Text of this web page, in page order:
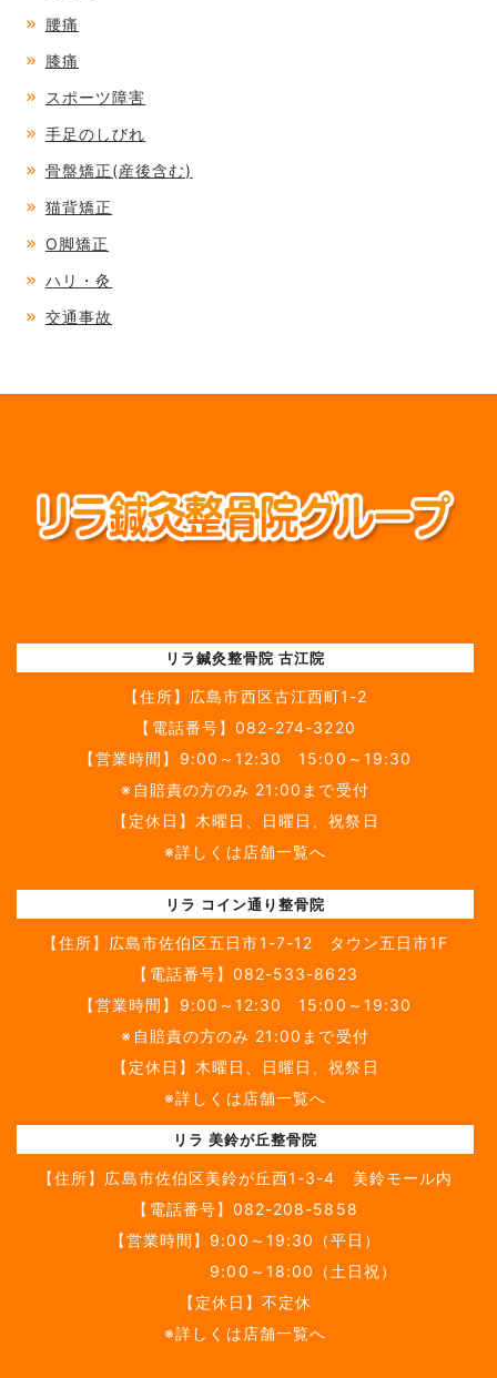
腰痛
膝痛
スポーツ障害
手足のしびれ
骨盤矯正(産後含む)
猫背矯正
O脚矯正
ハリ・灸
交通事故
リラ鍼灸整骨院 古江院
【住所】 広島市西区古江西町1-2
【電話番号】 082-274-3220
【営業時間】9:00～12:30 15:00～19:30
※自賠責の方のみ 21:00まで受付
【定休日】木曜日、日曜日、祝祭日
※詳しくは店舗一覧へ
リラ コイン通り整骨院
【住所】 広島市佐伯区五日市1-7-12 タウン五日市1F
【電話番号】 082-533-8623
【営業時間】9:00～12:30 15:00～19:30
※自賠責の方のみ 21:00まで受付
【定休日】木曜日、日曜日、祝祭日
※詳しくは店舗一覧へ
リラ 美鈴が丘整骨院
【住所】 広島市佐伯区美鈴が丘西1-3-4 美鈴モール内
【電話番号】 082-208-5858
【営業時間】9:00～19:30（平日）
9:00～18:00（土日祝）
【定休日】不定休
※詳しくは店舗一覧へ